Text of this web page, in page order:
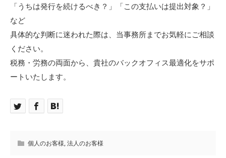
「うちは発行を続けるべき？」「この支払いは提出対象？」
など
具体的な判断に迷われた際は、当事務所までお気軽にご相談
ください。
税務・労務の両面から、貴社のバックオフィス最適化をサポ
ートいたします。
個人のお客様,法人のお客様